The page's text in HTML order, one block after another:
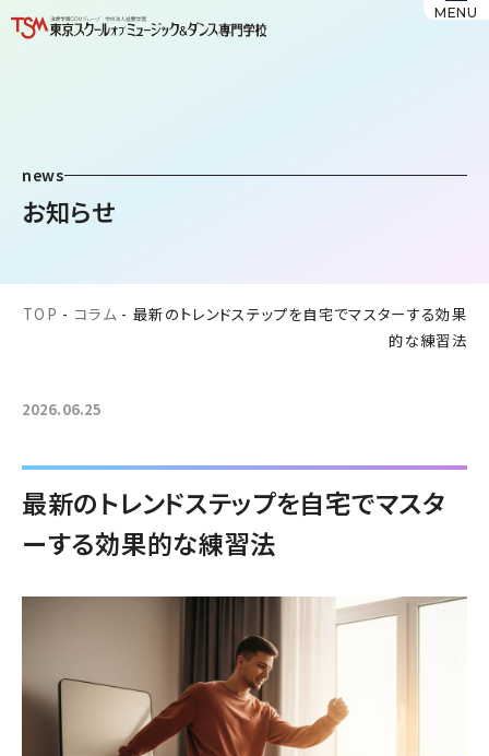
MENU
news
お知らせ
TOP - コラム -最新のトレンドステップを自宅でマスターする効果
的な練習法
2026.06.25
最新のトレンドステップを自宅でマスタ
ーする効果的な練習法